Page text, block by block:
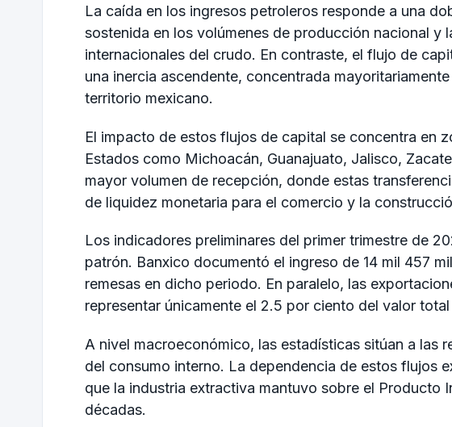
La caída en los ingresos petroleros responde a una
sostenida en los volúmenes de producción nacional y
internacionales del crudo. En contraste, el flujo de
una inercia ascendente, concentrada
territorio mexicano.
El impacto de estos flujos de capital se concentra en
Estados como Michoacán, Guanajuato, Jalisco,
mayor volumen de recepción, donde estas
de liquidez monetaria para el comercio y la
Los indicadores preliminares del primer trimestre de
patrón. Banxico documentó el ingreso de 14 mil 457
remesas en dicho periodo. En paralelo, las
representar únicamente el 2.5 por ciento del valor
A nivel macroeconómico, las estadísticas sitúan a las
del consumo interno. La dependencia de estos flujos
que la industria extractiva mantuvo sobre el Producto
décadas.